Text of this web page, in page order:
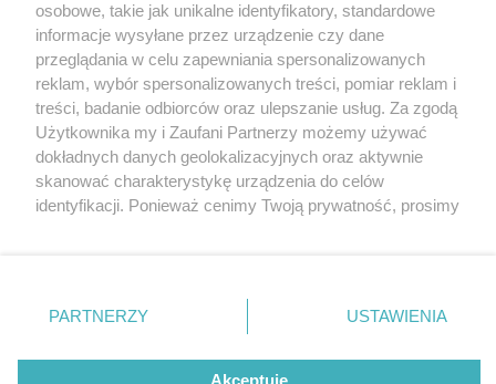
4 / 6
Kochanowskiego 17
Nie zapomnij
zapoznać się z:
polityką prywatności regulamin korzystania z portali
Twojemiasto
Piekary Śląskie
Chorzów
Tarnowskie Góry
Gliwice
Skontakuj sięz nami
Kontakt
Wydawca
Pogoda
osobowe, takie jak unikalne identyfikatory, standardowe
informacje wysyłane przez urządzenie czy dane
przeglądania w celu zapewniania spersonalizowanych
reklam, wybór spersonalizowanych treści, pomiar reklam i
treści, badanie odbiorców oraz ulepszanie usług. Za zgodą
Użytkownika my i Zaufani Partnerzy możemy używać
dokładnych danych geolokalizacyjnych oraz aktywnie
skanować charakterystykę urządzenia do celów
identyfikacji. Ponieważ cenimy Twoją prywatność, prosimy
prywatności znajdujący się w lewym dolnym rogu strony
. Niektóre rodzaje przetwarzania danych nie wymagają
zgody użytkownika, ale masz prawo sprzeciwić się
takiemu przetwarzaniu. Preferencje będą miały
PARTNERZY USTAWIENIA
Akceptuję